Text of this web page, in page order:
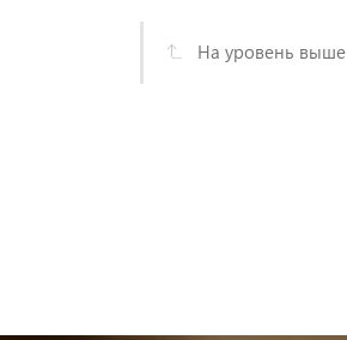
На уровень выше